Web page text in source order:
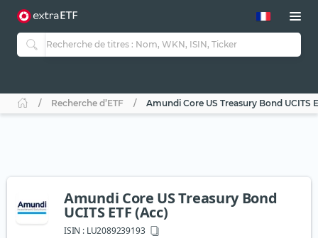
Recherche d’ETF Amundi Core US Treasury Bond UCITS
Amundi Core US Treasury Bond
UCITS ETF (Acc)
ISIN :LU2089239193